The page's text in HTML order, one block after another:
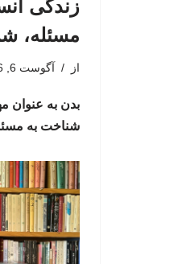
زندگی
مسئله،
از آگوست 6, 2026
بدن به عنوان
شناخت به